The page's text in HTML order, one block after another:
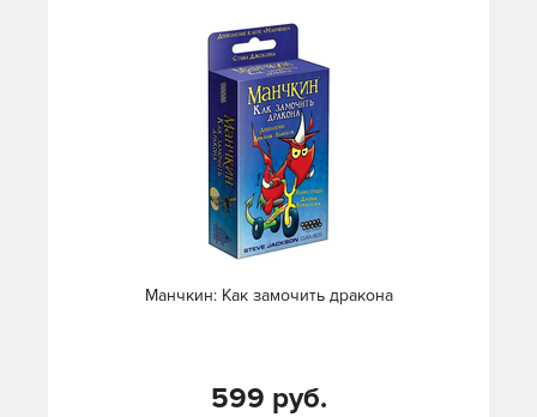
Манчкин: Как замочить дракона
599 руб.